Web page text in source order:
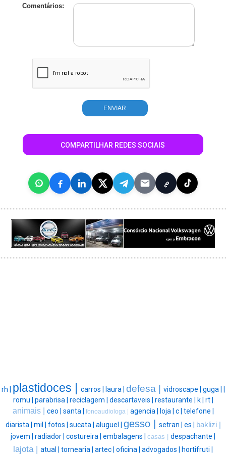
Comentários:
COMPARTILHAR REDES SOCIAIS
rh | plastidoces | carros | laura | defesa | vidroscape | guga |
romu | parabrisa | reciclagem | descartaveis | restaurante | k | rt |
animais | ceo | santa | fonoaudiologa | agencia | loja | c | telefone |
diarista | mil | fotos | sucata | aluguel | gesso | setran | es |
baklizi |
jovem | radiador | costureira | embalagens | casas | despachante |
lajota | atual | tornearia | artec | oficina | advogados | hortifruti |